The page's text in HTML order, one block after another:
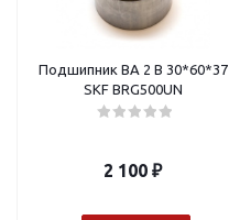
Подшипник ВА 2 В 30*60*37
SKF BRG500UN
2 100 ₽